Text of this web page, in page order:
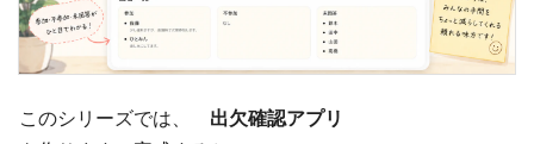
このシリーズでは、 出欠確認アプリ